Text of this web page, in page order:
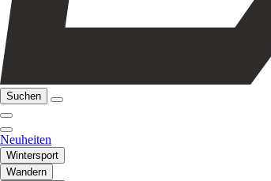
Suchen
Neuheiten
Wintersport
Wandern